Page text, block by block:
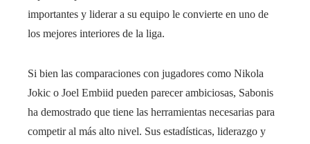
importantes y liderar a su equipo le convierte en uno de
los mejores interiores de la liga.
Si bien las comparaciones con jugadores como Nikola
Jokic o Joel Embiid pueden parecer ambiciosas, Sabonis
ha demostrado que tiene las herramientas necesarias para
competir al más alto nivel. Sus estadísticas, liderazgo y